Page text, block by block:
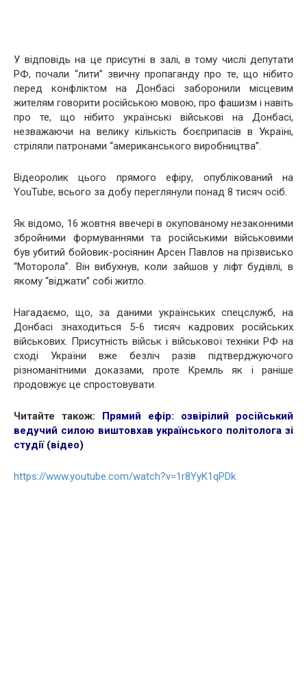
У відповідь на це присутні в залі, в тому числі депутати
РФ, почали “лити” звичну пропаганду про те, що нібито
перед конфліктом на Донбасі заборонили місцевим
жителям говорити російською мовою, про фашизм і навіть
про те, що нібито українські військові на Донбасі,
незважаючи на велику кількість боєприпасів в Україні,
стріляли патронами “американського виробництва”.
Відеоролик цього прямого ефіру, опублікований на
YouTube, всього за добу переглянули понад 8 тисяч осіб.
Як відомо, 16 жовтня ввечері в окупованому незаконними
збройними формуваннями та російськими військовими
був убитий бойовик-росіянин Арсен Павлов на прізвисько
“Моторола”. Він вибухнув, коли зайшов у ліфт будівлі, в
якому “віджати” собі житло.
Нагадаємо, що, за даними українських спецслужб, на
Донбасі знаходиться 5-6 тисяч кадрових російських
військових. Присутність військ і військової техніки РФ на
сході України вже безліч разів підтверджуючого
різноманітними доказами, проте Кремль як і раніше
продовжує це спростовувати.
Читайте також: Прямий ефір: озвірілий російський
ведучий силою виштовхав українського політолога зі
студії (відео)
https://www.youtube.com/watch?v=1r8YyK1qPDk